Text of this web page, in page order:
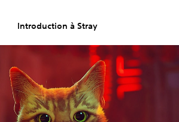
Introduction à Stray